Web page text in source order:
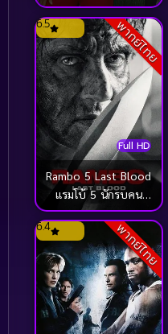
Life
Love
Martial Arts (
(2022)
พากย์ไทย
Full HD
6.5
Rambo 5 Last Blood
แรมโบ้ 5 นักรบคน
สุดท้าย (2019)
พากย์ไทย
6.4